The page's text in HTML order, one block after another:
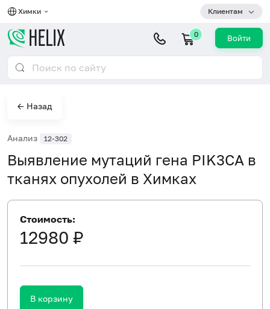
Химки Клиентам
0 Войти
← Назад
Анализ 12-302
Выявление мутаций гена PIK3CA в
тканях опухолей в Химках
Стоимость:
12980 ₽
В корзину